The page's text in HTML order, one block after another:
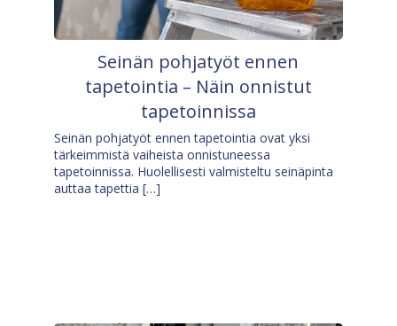
Seinän pohjatyöt ennen
tapetointia – Näin onnistut
tapetoinnissa
Seinän pohjatyöt ennen tapetointia ovat yksi
tärkeimmistä vaiheista onnistuneessa
tapetoinnissa. Huolellisesti valmisteltu seinäpinta
auttaa tapettia […]